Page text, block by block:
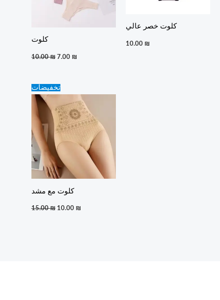
كلوت
10.00₪ 7.00 ₪
كلوت خصر عالي
10.00 ₪
تخفيضات
كلوت مع مشد
15.00₪
Original
price
15.00 ₪.
10.00 ₪
price
is:
10.00 ₪.